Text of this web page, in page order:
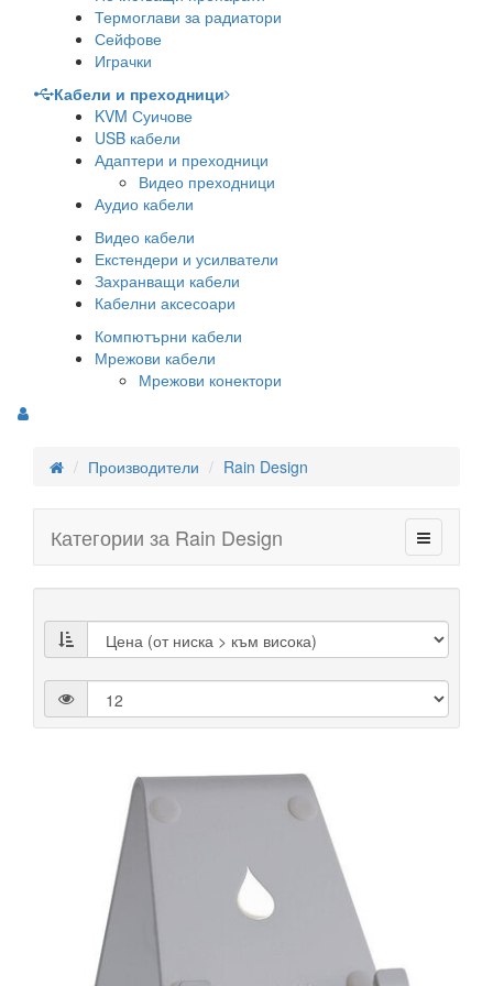
Термоглави за радиатори
Сейфове
Играчки
Кабели и преходници
KVM Суичове
USB кабели
Адаптери и преходници
Видео преходници
Аудио кабели
Видео кабели
Екстендери и усилватели
Захранващи кабели
Кабелни аксесоари
Компютърни кабели
Мрежови кабели
Мрежови конектори
Производители Rain Design
Категории за Rain Design